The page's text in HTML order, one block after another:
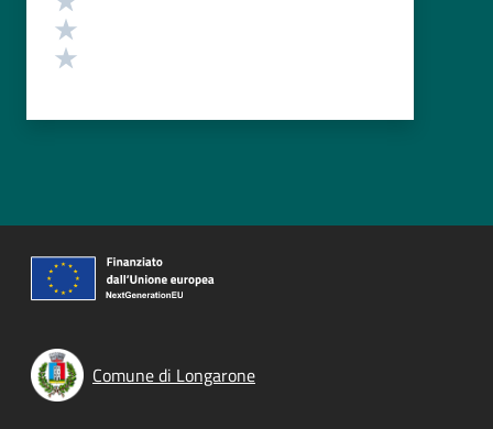
Comune di Longarone